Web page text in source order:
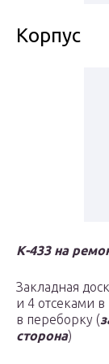
Корпус
К-433 на
Закладная
и 4 отсеками
в переборку (
сторона)